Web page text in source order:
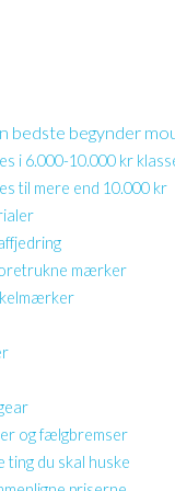
bedste begynder
i 6.000-10.000 kr
til mere end 10.000 kr
mærker
og fælgbremser
ting du skal huske